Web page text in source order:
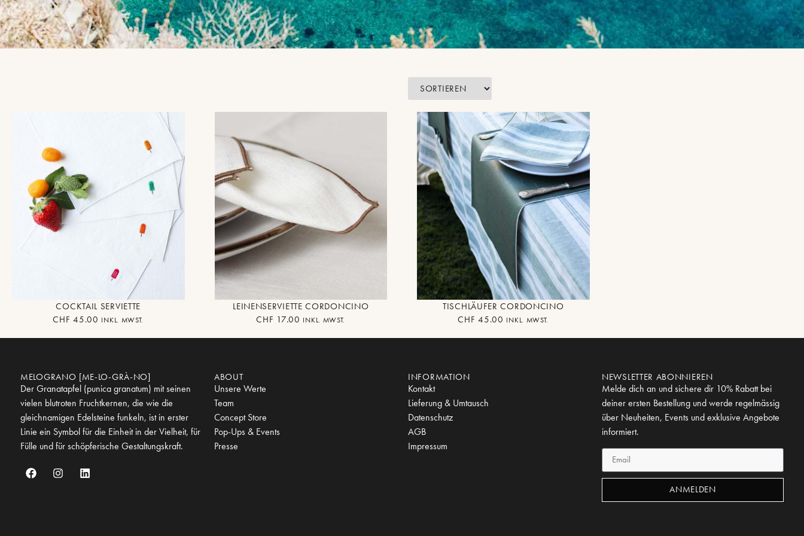
COCKTAIL SERVIETTE
CHF 45.00 INKL. MWST.
LEINENSERVIETTE CORDONCINO
CHF 17.00 INKL. MWST.
TISCHLÄUFER CORDONCINO
CHF 45.00 INKL. MWST.
MELOGRANO [ME-LO-GRÀ-NO]
Der Granatapfel (punica granatum) mit seinen
vielen blutroten Fruchtkernen, die wie die
gleichnamigen Edelsteine funkeln, ist in erster
Linie ein Symbol für die Einheit in der Vielheit, für
Fülle und für schöpferische Gestaltungskraft.
ABOUT
Unsere Werte
Team
Concept Store
Pop-Ups & Events
Presse
INFORMATION
Kontakt
Lieferung & Umtausch
Datenschutz
AGB
Impressum
NEWSLETTER ABONNIEREN
Melde dich an und sichere dir 10% Rabatt bei
deiner ersten Bestellung und werde regelmässig
über Neuheiten, Events und exklusive Angebote
informiert.
ANMELDEN